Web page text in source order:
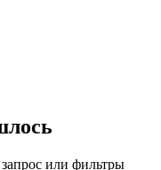
или фильтры